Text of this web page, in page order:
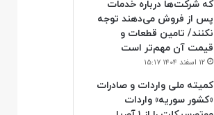
که شرکت‌ها درباره خدمات
پس از فروش می‌دهند توجه
نکنند/ تامین قطعات و
قیمت آن مهم‌تر است
۱۲ اسفند ۱۴۰۴ ۱۵:۱۷
کمیته ملی واردات و صادرات
«کشور سوریه» واردات